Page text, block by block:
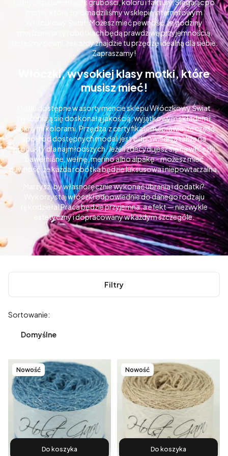
motki, które zgromadziliśmy w sklepie internetowym
Włóczkowy Świat. Możesz mieć pewność, że godziny
spędzone przy robótkach będą prawdziwą przyjemnością.
Jesteśmy pewni, że każdy znajdzie tu przędzę idealną dla siebie.
Zapraszamy!
Włóczki, wysokiej klasy motki, które
musisz mieć!
Motki dostępne w asortymencie sklepu Włóczkowy Świat
wyróżniają się doskonałą jakością, wyjątkowym składem i
pięknymi kolorami. Przędza z certyfikatem sprawia, że część
spośród dostępnych modeli jest odpowiednia także na
produkty dla najmłodszych. Jeżeli zdecydujesz się na włóczki
bawełniane, wełnę, merino albo alpakę - możesz mieć
pewność, że każda robótka będzie luksusowa i niepowtarzalna.
Marzysz, by własnoręcznie wykonać ubrania i dodatki?
Wykorzystaj włóczki odpowiednie do danego rodzaju
rękodzieła! Praca będzie przyjemna, a efekt — niezwykle
estetyczny i dopracowany w każdym szczególe.
Filtry
Lista produktów
Sortowanie:
Domyślne
Nowość
Do koszyka
Nowość
Do koszyka